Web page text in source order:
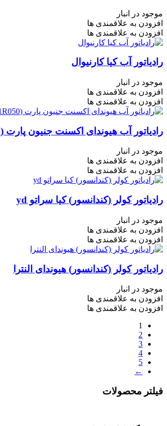
موجود در انبار
افزودن به علاقمندی ها
افزودن به علاقمندی ها
رادیاتور آب کیا کارنیوال
موجود در انبار
افزودن به علاقمندی ها
افزودن به علاقمندی ها
رادیاتور آب هیوندای اکسنت جنیون پارت (253101R050)
موجود در انبار
افزودن به علاقمندی ها
افزودن به علاقمندی ها
رادیاتور کولر (کندانسور) کیا سراتو yd
موجود در انبار
افزودن به علاقمندی ها
افزودن به علاقمندی ها
رادیاتور کولر (کندانسور) هیوندای النترا
موجود در انبار
افزودن به علاقمندی ها
افزودن به علاقمندی ها
1
2
3
4
5
←
فیلتر محصولات